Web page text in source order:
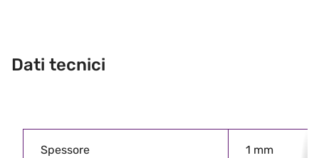
Dati tecnici
Spessore 1 mm